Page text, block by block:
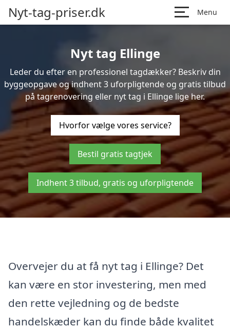
Nyt-tag-priser.dk Menu
Nyt tag Ellinge
Leder du efter en professionel tagdækker? Beskriv din
byggeopgave og indhent 3 uforpligtende og gratis tilbud
på tagrenovering eller nyt tag i Ellinge lige her.
Hvorfor vælge vores service?
Bestil gratis tagtjek
Indhent 3 tilbud, gratis og uforpligtende
Overvejer du at få nyt tag i Ellinge? Det
kan være en stor investering, men med
den rette vejledning og de bedste
handelskæder kan du finde både kvalitet